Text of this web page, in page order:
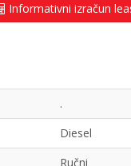
Informativni izračun
.
Diesel
Ručni